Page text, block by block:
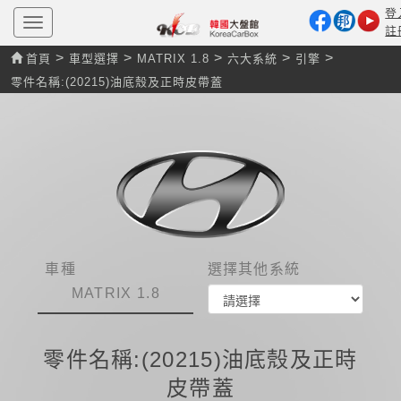
T
o
g
g
l
e
登
註
首頁 > 車型選擇 > MATRIX 1.8 > 六大系統 > 引擎 >
零件名稱:(20215)油底殼及正時皮帶蓋
車種
MATRIX 1.8
選擇其他系統
零件名稱:(20215)油底殼及正時
皮帶蓋